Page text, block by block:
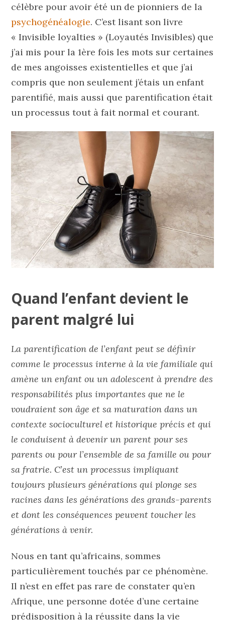
célèbre pour avoir été un de pionniers de la
psychogénéalogie. C’est lisant son livre
« Invisible loyalties » (Loyautés Invisibles) que
j’ai mis pour la 1ère fois les mots sur certaines
de mes angoisses existentielles et que j’ai
compris que non seulement j’étais un enfant
parentifié, mais aussi que parentification était
un processus tout à fait normal et courant.
Quand l’enfant devient le
parent malgré lui
La parentification de l’enfant peut se définir
comme le processus interne à la vie familiale qui
amène un enfant ou un adolescent à prendre des
responsabilités plus importantes que ne le
voudraient son âge et sa maturation dans un
contexte socioculturel et historique précis et qui
le conduisent à devenir un parent pour ses
parents ou pour l’ensemble de sa famille ou pour
sa fratrie. C’est un processus impliquant
toujours plusieurs générations qui plonge ses
racines dans les générations des grands-parents
et dont les conséquences peuvent toucher les
générations à venir.
Nous en tant qu’africains, sommes
particulièrement touchés par ce phénomène.
Il n’est en effet pas rare de constater qu’en
Afrique, une personne dotée d’une certaine
prédisposition à la réussite dans la vie